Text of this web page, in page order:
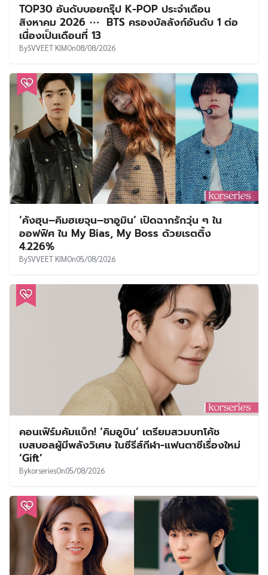
TOP30 อันดับบอยกรุ๊ป K-POP ประจำเดือน
สิงหาคม 2026 ⋯ BTS ครองบัลลังก์อันดับ 1 ต่อ
เนื่องเป็นเดือนที่ 13
BySVVEET KIMOn08/08/2026
‘คังฮุน–คิมฮเยจุน–ชาอูมิน’ เปิดฉากรักวุ่น ๆ ใน
ออฟฟิศ ใน My Bias, My Boss ด้วยเรตติ้ง
4.226%
BySVVEET KIMOn05/08/2026
คอนเฟิร์มคัมแบ็ก! ‘คิมอูบิน’ เตรียมสวมบทโค้ช
เบสบอลผู้มีพลังวิเศษ ในซีรีส์กีฬา-แฟนตาซีเรื่องใหม่
‘Gift’
BykorseriesOn05/08/2026